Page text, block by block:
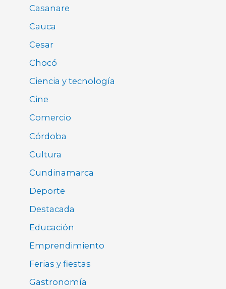
Casanare
Cauca
Cesar
Chocó
Ciencia y tecnología
Cine
Comercio
Córdoba
Cultura
Cundinamarca
Deporte
Destacada
Educación
Emprendimiento
Ferias y fiestas
Gastronomía